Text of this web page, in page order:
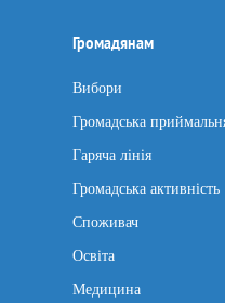
Громадянам
Вибори
Громадська
Гаряча лінія
Громадська активність
Споживач
Освіта
Медицина